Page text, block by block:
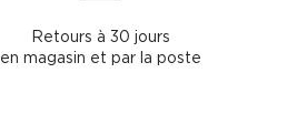
Retours à 30 jours
en magasin et par la poste